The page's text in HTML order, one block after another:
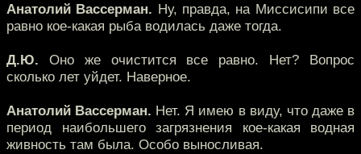
Анатолий Вассерман. Ну, правда, на Миссисипи все
равно кое-какая рыба водилась даже тогда.
Д.Ю. Оно же очистится все равно. Нет? Вопрос
сколько лет уйдет. Наверное.
Анатолий Вассерман. Нет. Я имею в виду, что даже в
период наибольшего загрязнения кое-какая водная
живность там была. Особо выносливая.